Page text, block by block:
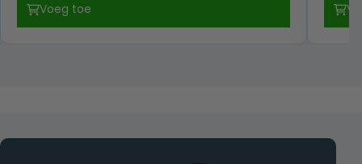
€ 705,00.€ 505,00.
Voeg toe